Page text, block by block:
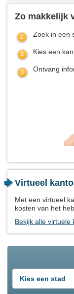
Zo makkelijk
Zoek in een
Kies een
Ontvang
Virtueel
Met een virtueel
kosten van het
Bekijk alle virtuele